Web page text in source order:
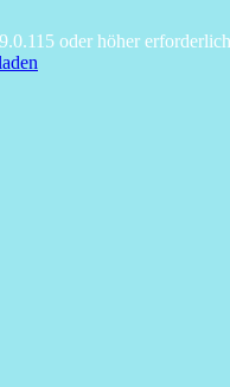
oder höher